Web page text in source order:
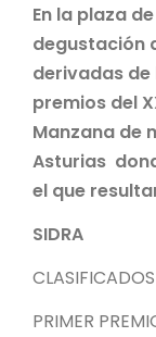
En la plaza
degustación
derivadas
premios del
Manzana de
Asturias
el que
SIDRA
PRIMER